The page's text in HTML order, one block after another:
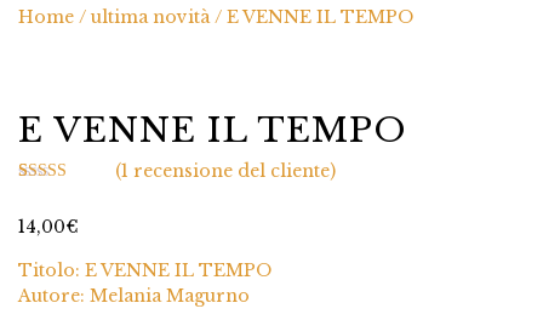
Home / ultima novità/ E VENNE IL TEMPO
E VENNE IL TEMPO
direcensioni
(1 recensione del cliente)
14,00€
Titolo: E VENNE IL TEMPO
Autore: Melania Magurno